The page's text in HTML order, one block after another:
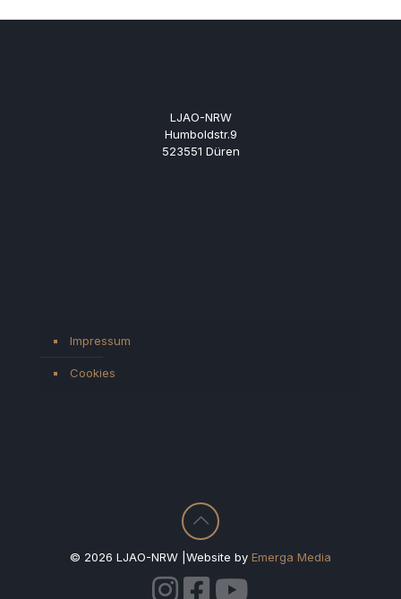
LJAO-NRW
Humboldstr.9
523551 Düren
Impressum
Cookies
© 2026 LJAO-NRW |Website by Emerga Media